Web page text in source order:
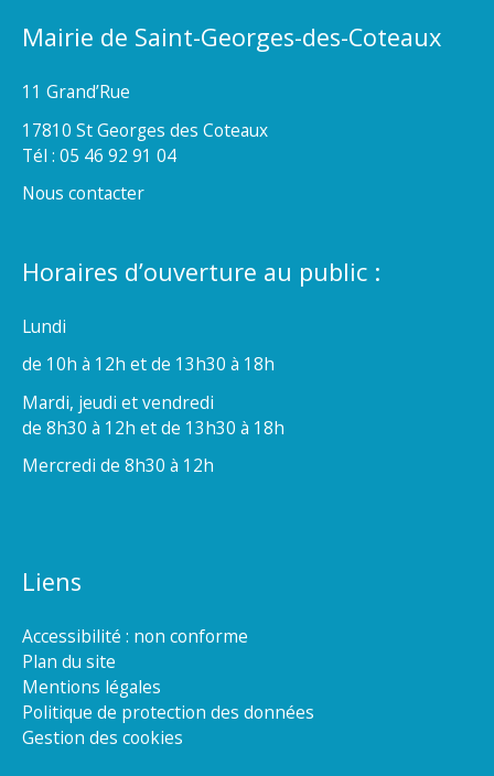
Mairie de Saint-Georges-des-Coteaux
11 Grand’Rue
17810 St Georges des Coteaux
Tél : 05 46 92 91 04
Nous contacter
Horaires d’ouverture au public :
Lundi
de 10h à 12h et de 13h30 à 18h
Mardi, jeudi et vendredi
de 8h30 à 12h et de 13h30 à 18h
Mercredi de 8h30 à 12h
Liens
Accessibilité : non conforme
Plan du site
Mentions légales
Politique de protection des données
Gestion des cookies